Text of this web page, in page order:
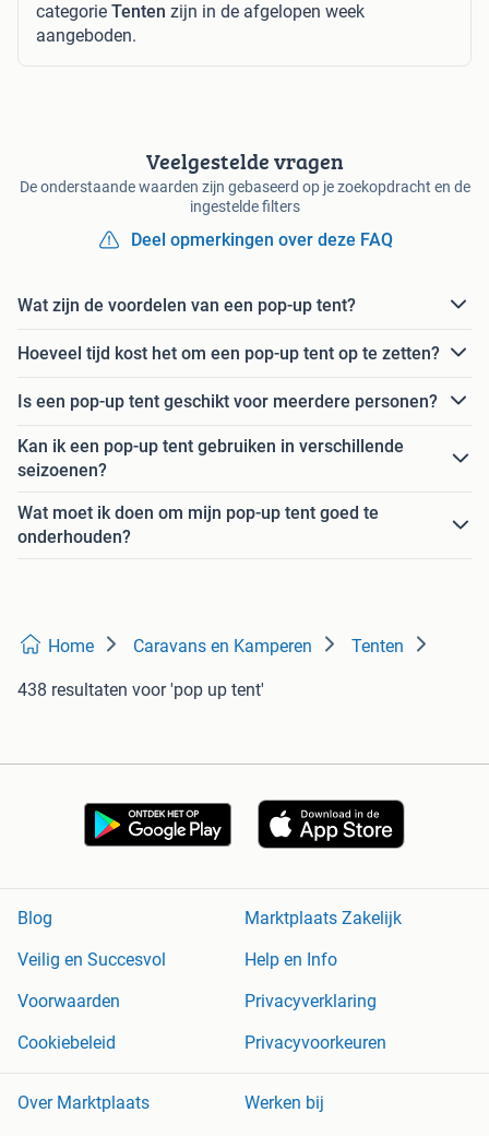
categorie Tenten zijn in de afgelopen week
aangeboden.
Veelgestelde vragen
De onderstaande waarden zijn gebaseerd op je zoekopdracht en de
ingestelde filters
Deel opmerkingen over deze FAQ
Wat zijn de voordelen van een pop-up tent?
Hoeveel tijd kost het om een pop-up tent op te zetten?
Is een pop-up tent geschikt voor meerdere personen?
Kan ik een pop-up tent gebruiken in verschillende
seizoenen?
Wat moet ik doen om mijn pop-up tent goed te
onderhouden?
Home Caravans en Kamperen Tenten
438 resultaten voor 'pop up tent'
Blog
Marktplaats Zakelijk
Veilig en Succesvol
Help en Info
Voorwaarden
Privacyverklaring
Cookiebeleid
Privacyvoorkeuren
Over Marktplaats
Werken bij